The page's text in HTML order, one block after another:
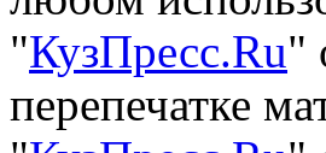
"КузПресс.Ru"
перепечатке